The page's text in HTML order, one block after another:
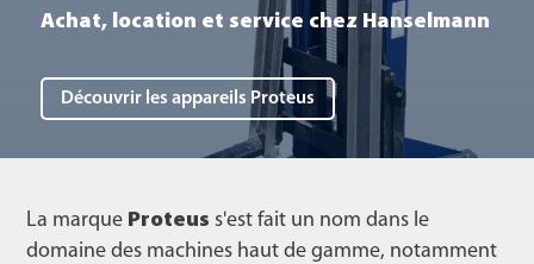
Achat, location et service chez Hanselmann
Découvrir les appareils Proteus
La marque Proteus s'est fait un nom dans le
domaine des machines haut de gamme, notamment